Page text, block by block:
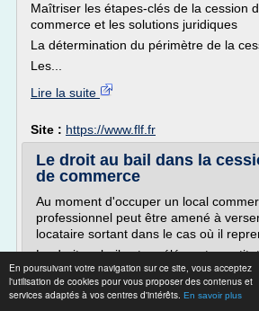
En poursuivant votre navigation sur ce site, vous acceptez
l'utilisation de cookies pour vous proposer des contenus et
services adaptés à vos centres d'intérêts. En savoir plus
Maîtriser les étapes-clés de la cession
commerce et les solutions juridiques
La détermination du périmètre de la
Les...
Lire la suite
Site : https://www.flf.fr
Le droit au bail dans la
de commerce
Au moment d'occuper un local
professionnel peut être amené à
locataire sortant dans le cas où il
Le droit au bail est un élément
commerce . Concrètement, le droit au
d'argent que le cessionnaire
commerce) s'engage à verser au